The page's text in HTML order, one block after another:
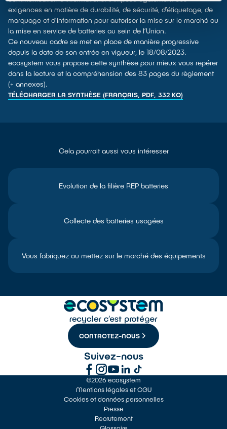
exigences en matière de durabilité, de sécurité, d’étiquetage, de
marquage et d’information pour autoriser la mise sur le marché ou
la mise en service de batteries au sein de l’Union.
Ce nouveau cadre se met en place de manière progressive
depuis la date de son entrée en vigueur, le 18/08/2023.
ecosystem vous propose cette synthèse pour mieux vous repérer
dans la lecture et la compréhension des 83 pages du règlement
(+ annexes).
TÉLÉCHARGER LA SYNTHÈSE (FRANÇAIS, PDF, 332 KO)
Cela pourrait aussi vous intéresser
Evolution de la filière REP batteries
Collecte des batteries usagées
Vous fabriquez ou mettez sur le marché des équipements
CONTACTEZ-NOUS
Suivez-nous
©2026 ecosystem
Mentions légales et CGU
Cookies et données personnelles
Presse
Recrutement